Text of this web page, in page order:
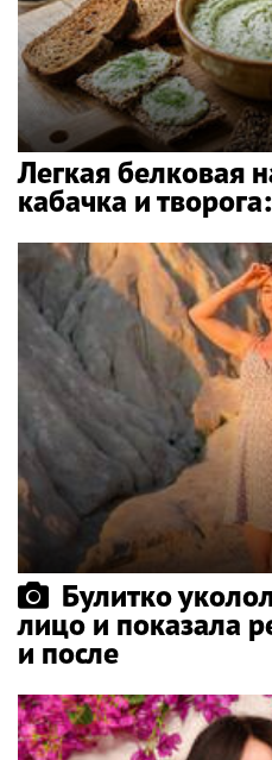
Легкая белковая
кабачка и
Булитко
лицо и показала
и после